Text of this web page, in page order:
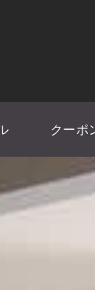
クーポ